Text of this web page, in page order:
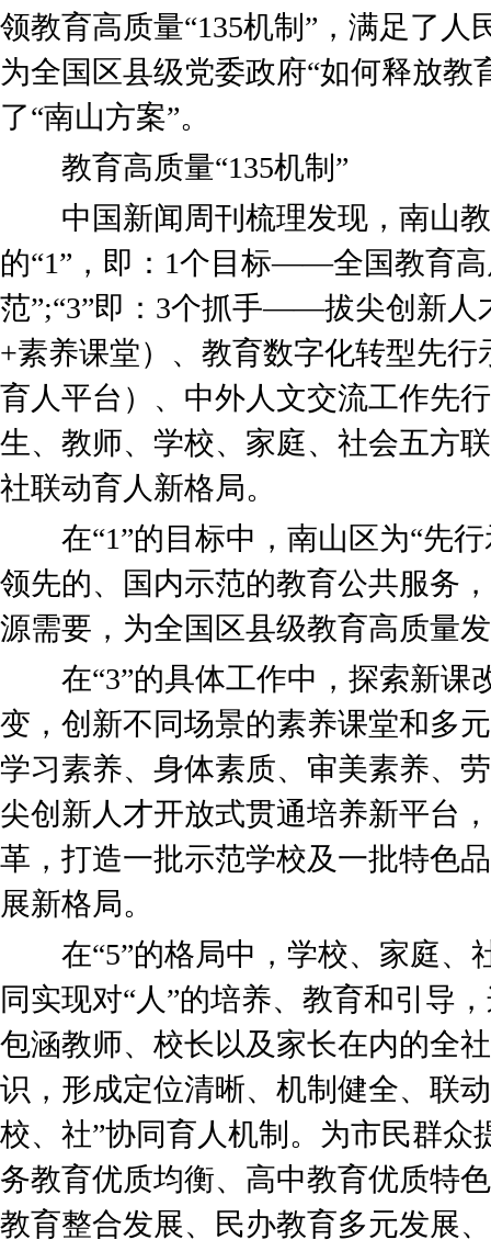
领教育高质量“135机制”，满足了
为全国区县级党委政府“如何释放教
了“南山方案”。
教育高质量“135机制”
中国新闻周刊梳理发现，南山教
的“1”，即：1个目标——全国教育
范”;“3”即：3个抓手——拔尖创新人
+素养课堂）、教育数字化转型先行
育人平台）、中外人文交流工作先
生、教师、学校、家庭、社会五方
社联动育人新格局。
在“1”的目标中，南山区为“先行
领先的、国内示范的教育公共服务
源需要，为全国区县级教育高质量
在“3”的具体工作中，探索新课
变，创新不同场景的素养课堂和多
学习素养、身体素质、审美素养、
尖创新人才开放式贯通培养新平台
革，打造一批示范学校及一批特色
展新格局。
在“5”的格局中，学校、家庭、
同实现对“人”的培养、教育和引导
包涵教师、校长以及家长在内的全
识，形成定位清晰、机制健全、联
校、社”协同育人机制。为市民群众
务教育优质均衡、高中教育优质特
教育整合发展、民办教育多元发展